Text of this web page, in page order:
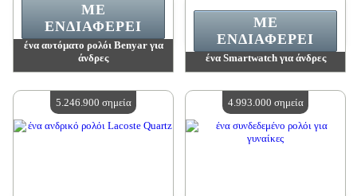
ένα αυτόματο ρολόι Benyar για
άνδρες
Διαθέσιμη ποσότητα:4
ΜΕ
ΕΝΔΙΑΦΈΡΕΙ
ένα Smartwatch για άνδρες
Διαθέσιμη ποσότητα:4
ΜΕ
ΕΝΔΙΑΦΈΡΕΙ
5.246.900 σημεία 4.993.000 σημεία